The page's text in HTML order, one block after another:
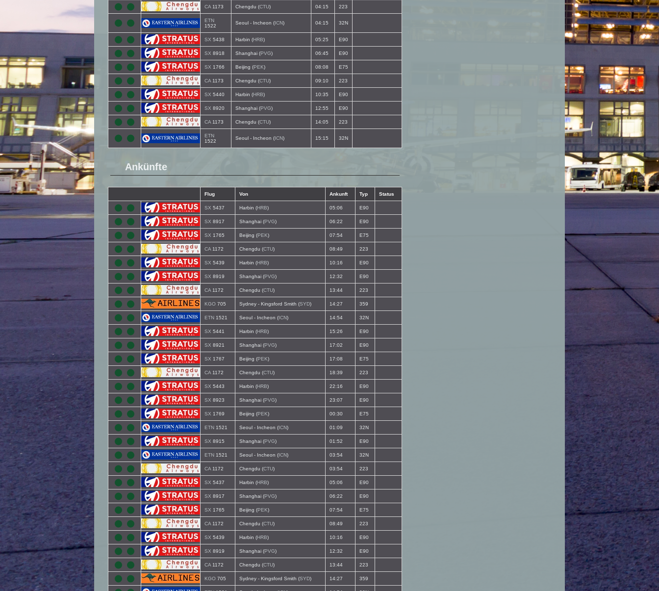
CA 1173 Chengdu (CTU) 04:15 223
ETN
1522
Seoul - Incheon (ICN) 04:15 32N
SX 5438 Harbin (HRB) 05:25 E90
SX 8918 Shanghai (PVG) 06:45 E90
SX 1766 Beijing (PEK) 08:08 E75
CA 1173 Chengdu (CTU) 09:10 223
SX 5440 Harbin (HRB) 10:35 E90
SX 8920 Shanghai (PVG) 12:55 E90
CA 1173 Chengdu (CTU) 14:05 223
ETN
1522
Seoul - Incheon (ICN) 15:15 32N
Ankünfte
Flug Von Ankunft Typ Status
SX 5437 Harbin (HRB) 05:06 E90
SX 8917 Shanghai (PVG) 06:22 E90
SX 1765 Beijing (PEK) 07:54 E75
CA 1172 Chengdu (CTU) 08:49 223
SX 5439 Harbin (HRB) 10:16 E90
SX 8919 Shanghai (PVG) 12:32 E90
CA 1172 Chengdu (CTU) 13:44 223
KGO 705 Sydney - Kingsford Smith (SYD) 14:27 359
ETN 1521 Seoul - Incheon (ICN) 14:54 32N
SX 5441 Harbin (HRB) 15:26 E90
SX 8921 Shanghai (PVG) 17:02 E90
SX 1767 Beijing (PEK) 17:08 E75
CA 1172 Chengdu (CTU) 18:39 223
SX 5443 Harbin (HRB) 22:16 E90
SX 8923 Shanghai (PVG) 23:07 E90
SX 1769 Beijing (PEK) 00:30 E75
ETN 1521 Seoul - Incheon (ICN) 01:09 32N
SX 8915 Shanghai (PVG) 01:52 E90
ETN 1521 Seoul - Incheon (ICN) 03:54 32N
CA 1172 Chengdu (CTU) 03:54 223
SX 5437 Harbin (HRB) 05:06 E90
SX 8917 Shanghai (PVG) 06:22 E90
SX 1765 Beijing (PEK) 07:54 E75
CA 1172 Chengdu (CTU) 08:49 223
SX 5439 Harbin (HRB) 10:16 E90
SX 8919 Shanghai (PVG) 12:32 E90
CA 1172 Chengdu (CTU) 13:44 223
KGO 705 Sydney - Kingsford Smith (SYD) 14:27 359